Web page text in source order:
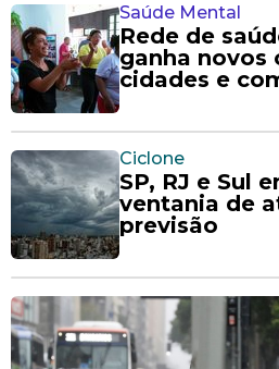
Saúde Mental
Rede de
ganha novos
cidades e
Ciclone
SP, RJ e Sul
ventania de
previsão